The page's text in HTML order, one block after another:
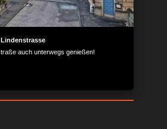
auch unterwegs genießen!